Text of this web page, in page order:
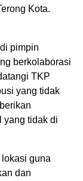
Kota.
pimpin
berkolaborasi
TKP
yang tidak
yang tidak di
guna
dan